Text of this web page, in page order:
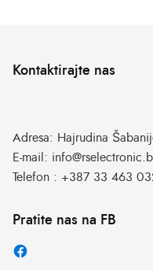
Kontaktirajte nas
Adresa: Hajrudina
E-mail:
Telefon : +387 33 463
Pratite nas na FB